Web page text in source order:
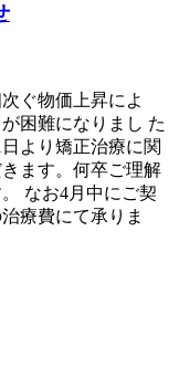
ぐ物価上昇によ
困難になりまし た
より矯正治療に関
ます。何卒ご理解
なお4月中にご契
療費にて承りま